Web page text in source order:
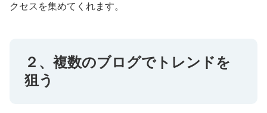
クセスを集めてくれます。
２、複数のブログでトレンドを
狙う